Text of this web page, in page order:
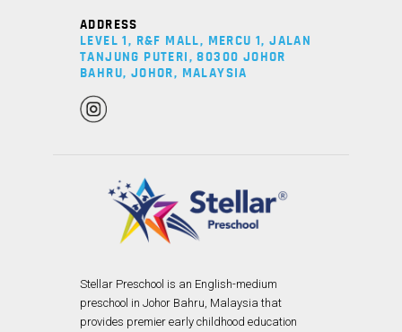
ADDRESS
LEVEL 1, R&F MALL, MERCU 1, JALAN
TANJUNG PUTERI, 80300 JOHOR
BAHRU, JOHOR, MALAYSIA
Stellar Preschool is an English-medium
preschool in Johor Bahru, Malaysia that
provides premier early childhood education